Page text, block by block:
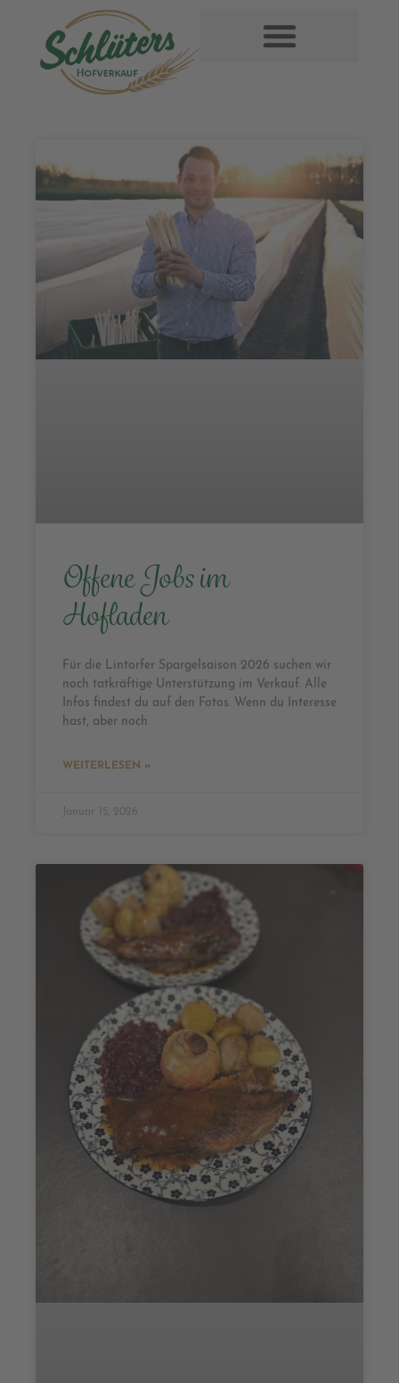
Offene Jobs im
Hofladen
Für die Lintorfer Spargelsaison 2026 suchen wir
noch tatkräftige Unterstützung im Verkauf. Alle
Infos findest du auf den Fotos. Wenn du Interesse
hast, aber noch
WEITERLESEN »
Januar 15, 2026